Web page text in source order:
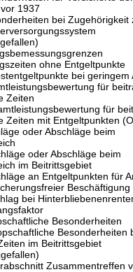
1937
bei Zugehörigkeit
ohne Entgeltpunkte
bei geringem
für
Zeiten
für
Zeiten mit Entgeltpunkten
oder Abschläge beim
oder Abschläge beim
im Beitrittsgebiet
an Entgeltpunkten für
Beschäftigung
bei
Besonderheiten
Besonderheiten
im Beitrittsgebiet
Zusammentreffen